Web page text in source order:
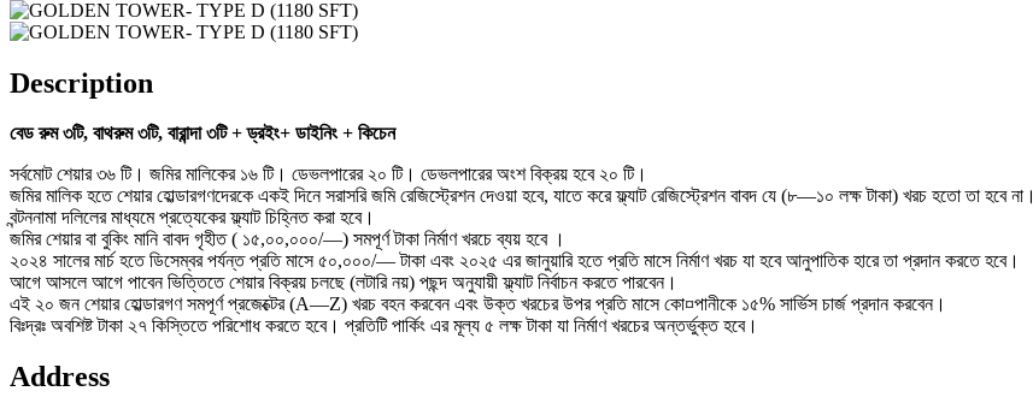
Description
বেড রুম ৩টি, বাথরুম ৩টি, বারান্দা ৩টি + ড্রইং+ ডাইনিং + কিচেন
সর্বমোট শেয়ার ৩৬ টি। জমির মালিকের ১৬ টি। ডেভলপারের ২০ টি। ডেভলপারের অংশ বিক্রয় হবে ২০ টি।
জমির মালিক হতে শেয়ার হোল্ডারগণদেরকে একই দিনে সরাসরি জমি রেজিস্ট্রেশন দেওয়া হবে, যাতে করে ফ্ল্যাট রেজিস্ট্রেশন বাবদ যে (৮—১০ লক্ষ টাকা) খরচ হতো তা হবে না।
বন্টননামা দলিলের মাধ্যমে প্রত্যেকের ফ্ল্যাট চিহ্নিত করা হবে।
জমির শেয়ার বা বুকিং মানি বাবদ গৃহীত ( ১৫,০০,০০০/—) সমপূর্ণ টাকা নির্মাণ খরচে ব্যয় হবে ।
২০২৪ সালের মার্চ হতে ডিসেম্বর পর্যন্ত প্রতি মাসে ৫০,০০০/— টাকা এবং ২০২৫ এর জানুয়ারি হতে প্রতি মাসে নির্মাণ খরচ যা হবে আনুপাতিক হারে তা প্রদান করতে হবে।
আগে আসলে আগে পাবেন ভিত্তিতে শেয়ার বিক্রয় চলছে (লটারি নয়) পছন্দ অনুযায়ী ফ্ল্যাট নির্বাচন করতে পারবেন।
এই ২০ জন শেয়ার হোল্ডারগণ সমপূর্ণ প্রজেক্টের (A—Z) খরচ বহন করবেন এবং উক্ত খরচের উপর প্রতি মাসে কো¤পানীকে ১৫% সার্ভিস চার্জ প্রদান করবেন।
বিঃদ্রঃ অবশিষ্ট টাকা ২৭ কিস্তিতে পরিশোধ করতে হবে। প্রতিটি পার্কিং এর মূল্য ৫ লক্ষ টাকা যা নির্মাণ খরচের অন্তর্ভুক্ত হবে।
Address